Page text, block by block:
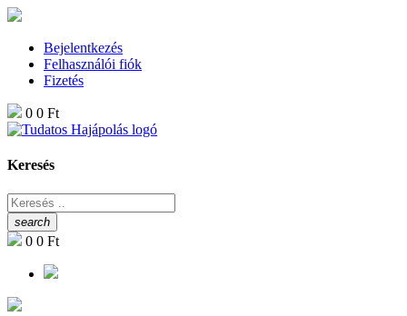
Bejelentkezés
Felhasználói fiók
Fizetés
0 0 Ft
Keresés
search
0 0 Ft